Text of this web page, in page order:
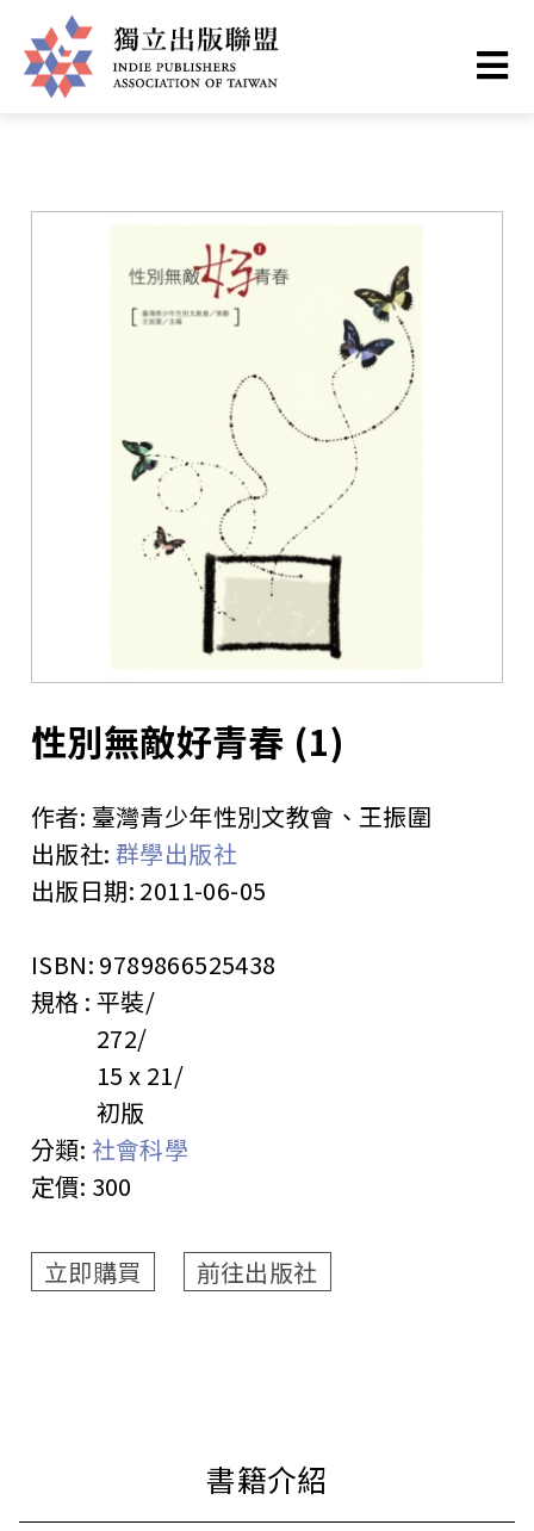
至
主
立
您
裡
首頁 ❯ 書籍一覽
性別無敵好青春 (1)
作者: 臺灣青少年性別文教會、王振圍
出版社: 群學出版社
出版日期: 2011-06-05
ISBN: 9789866525438
規格 : 平裝
272
15 x 21
初版
分類: 社會科學
定價: 300
立即購買 前往出版社